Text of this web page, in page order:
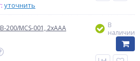
уточнить
200/MCS-001, 2xAAA
В
наличии